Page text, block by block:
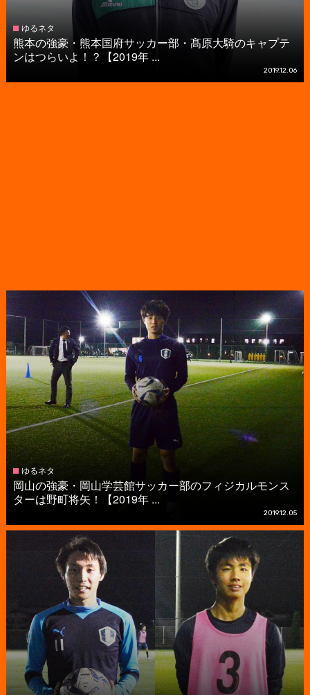
ゆるネタ
熊本の強豪・熊本国府サッカー部・髙原大騎のキャプテ
ンはつらいよ！？【2019年 ...
2019.12.06
ゆるネタ
岡山の強豪・岡山学芸館サッカー部のフィジカルモンス
ターは野町将矢！【2019年 ...
2019.12.05